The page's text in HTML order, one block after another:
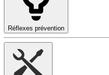
Réflexes prévention